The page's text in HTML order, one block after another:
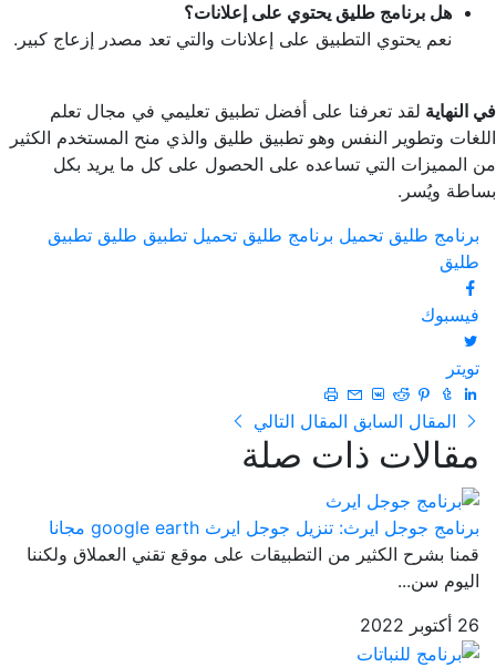
هل برنامج طليق يحتوي على إعلانات؟
نعم يحتوي التطبيق على إعلانات والتي تعد مصدر إزعاج كبير.
في النهاية لقد تعرفنا على أفضل تطبيق تعليمي في مجال تعلم
اللغات وتطوير النفس وهو تطبيق طليق والذي منح المستخدم الكثير
من المميزات التي تساعده على الحصول على كل ما يريد بكل
بساطة ويُسر.
برنامج طليق تحميل برنامج طليق تحميل تطبيق طليق تطبيق
طليق
فيسبوك
تويتر
المقال السابق المقال التالي
مقالات ذات صلة
برنامج جوجل ايرث: تنزيل جوجل ايرث google earth مجانا
قمنا بشرح الكثير من التطبيقات على موقع تقني العملاق ولكننا
اليوم سن...
26 أكتوبر 2022